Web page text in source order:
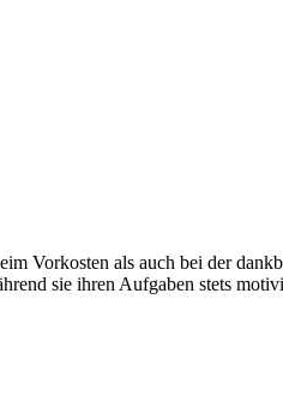
Vorkosten als auch bei der
sie ihren Aufgaben stets